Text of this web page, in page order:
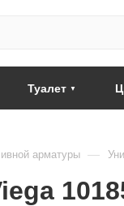
Туалет
арматуры —